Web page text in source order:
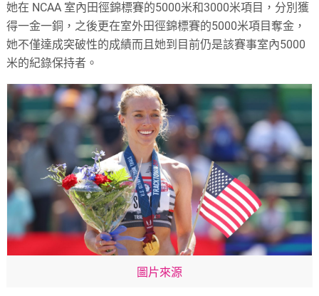
她在 NCAA 室內田徑錦標賽的5000米和3000米項目，分別獲
得一金一銅，之後更在室外田徑錦標賽的5000米項目奪金，
她不僅達成突破性的成績而且她到目前仍是該賽事室內5000
米的紀錄保持者。
圖片來源